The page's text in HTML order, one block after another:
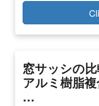
窓サッシの
アルミ樹脂
…